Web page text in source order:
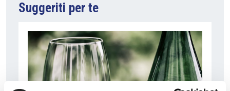
Suggeriti per te